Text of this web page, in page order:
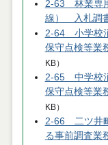
2-63 林業専
線） 入札調
2-64 小学校
保守点検等
KB）
2-65 中学校
保守点検等
KB）
2-66 二ツ井
る事前調査